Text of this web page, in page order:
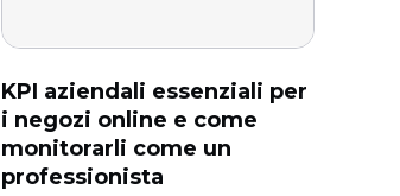
KPI aziendali essenziali per
i negozi online e come
monitorarli come un
professionista